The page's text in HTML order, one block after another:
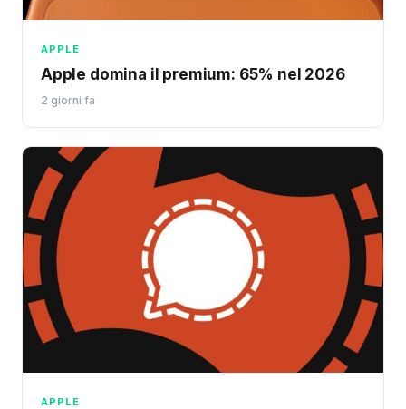
APPLE
Apple domina il premium: 65% nel 2026
2 giorni fa
APPLE